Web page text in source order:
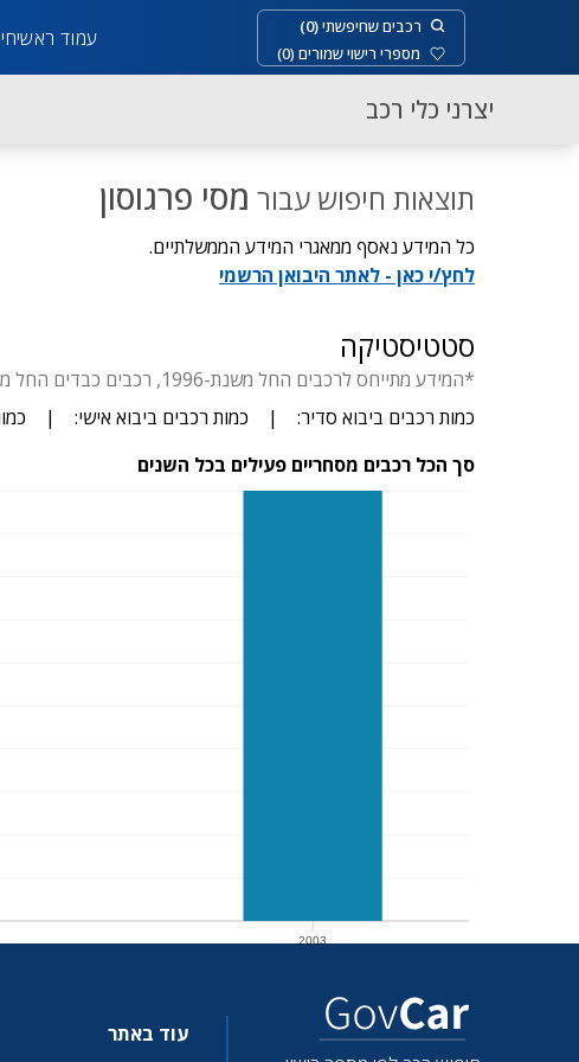
רכבים שחיפשתי(
0
)
מספרי רישוי שמורים (
0
)
עמוד ראשי
יצרני כלי רכב
תוצאות חיפוש עבור מסי פרגוסון
כל המידע נאסף ממאגרי המידע הממשלתיים.
לחץ/י כאן - לאתר היבואן הרשמי
סטטיסטיקה
*המידע מתייחס לרכבים החל משנת-1996, רכבים כבדים החל משנת-1929, דו-גלגלי החל משנת- 1955, יבוא סדיר עד 3.5 טון.
כמות רכבים ביבוא סדיר:
| כמות רכבים ביבוא אישי: | כמות
סך הכל רכבים מסחריים פעילים בכל השנים
2003
עוד באתר